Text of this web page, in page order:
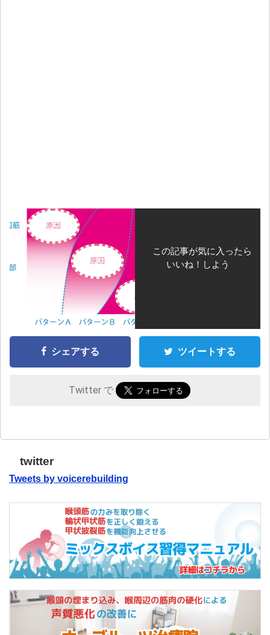
この記事が気に入ったら
いいね！しよう
シェアする ツイートする
Twitter で
twitter
Tweets by voicerebuilding